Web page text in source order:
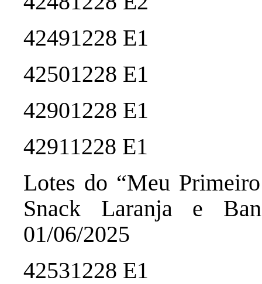
42491228 E1
42501228 E1
42901228 E1
42911228 E1
Lotes do “Meu
Snack Laranja e
01/06/2025
42531228 E1